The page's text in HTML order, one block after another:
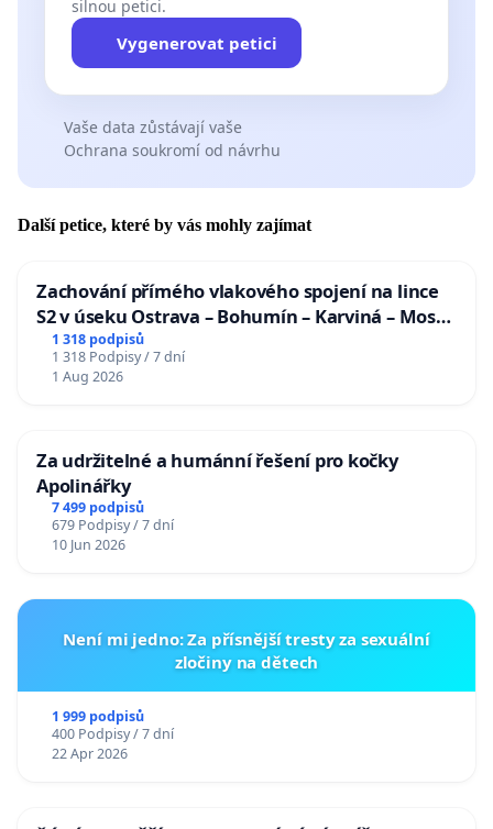
silnou petici.
Vygenerovat petici
Vaše data zůstávají vaše
Ochrana soukromí od návrhu
Další petice, které by vás mohly zajímat
Zachování přímého vlakového spojení na lince
S2 v úseku Ostrava – Bohumín – Karviná – Mosty
u Jablunkova
1 318 podpisů
1 318 Podpisy / 7 dní
1 Aug 2026
Za udržitelné a humánní řešení pro kočky
Apolinářky
7 499 podpisů
679 Podpisy / 7 dní
10 Jun 2026
Není mi jedno: Za přísnější tresty za sexuální
zločiny na dětech
1 999 podpisů
400 Podpisy / 7 dní
22 Apr 2026